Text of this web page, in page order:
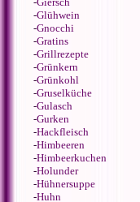
-Glühwein
-Gnocchi
-Gratins
-Grillrezepte
-Grünkern
-Grünkohl
-Gruselküche
-Gulasch
-Gurken
-Hackfleisch
-Himbeeren
-Himbeerkuchen
-Holunder
-Hühnersuppe
-Huhn